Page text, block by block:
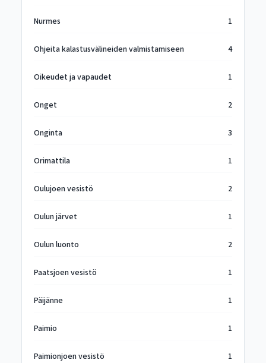
Nurmes 1
Ohjeita kalastusvälineiden valmistamiseen 4
Oikeudet ja vapaudet 1
Onget 2
Onginta 3
Orimattila 1
Oulujoen vesistö 2
Oulun järvet 1
Oulun luonto 2
Paatsjoen vesistö 1
Päijänne 1
Paimio 1
Paimionjoen vesistö 1